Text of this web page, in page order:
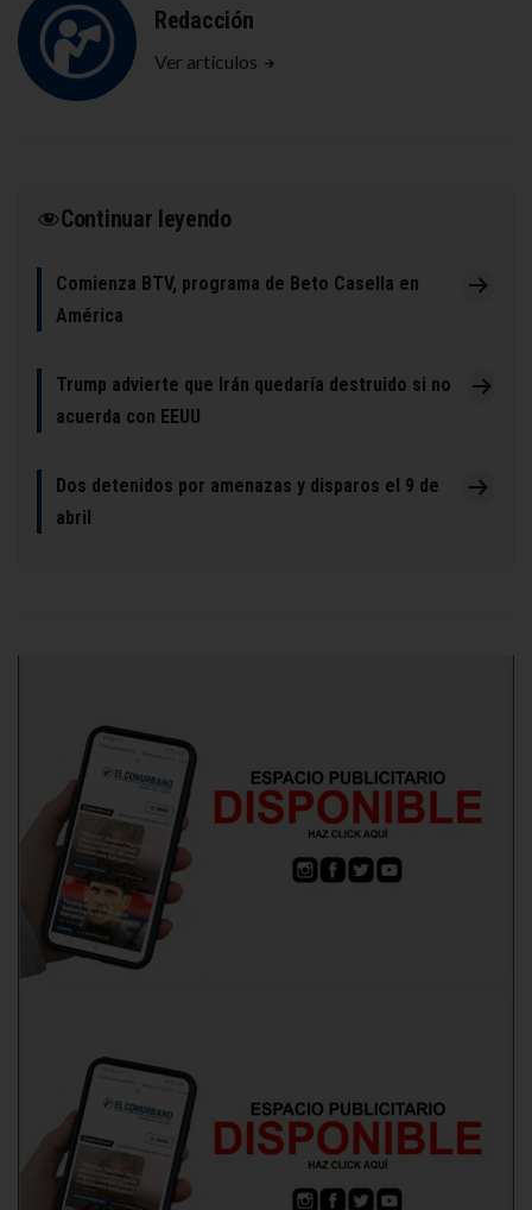
Redacción
Ver artículos
Continuar leyendo
Comienza BTV, programa de Beto Casella en
América
Trump advierte que Irán quedaría destruido si no
acuerda con EEUU
Dos detenidos por amenazas y disparos el 9 de
abril